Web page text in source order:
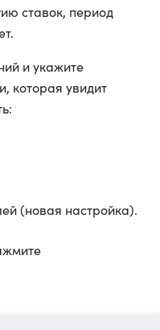
ставок, период
и укажите
которая увидит
(новая настройка).